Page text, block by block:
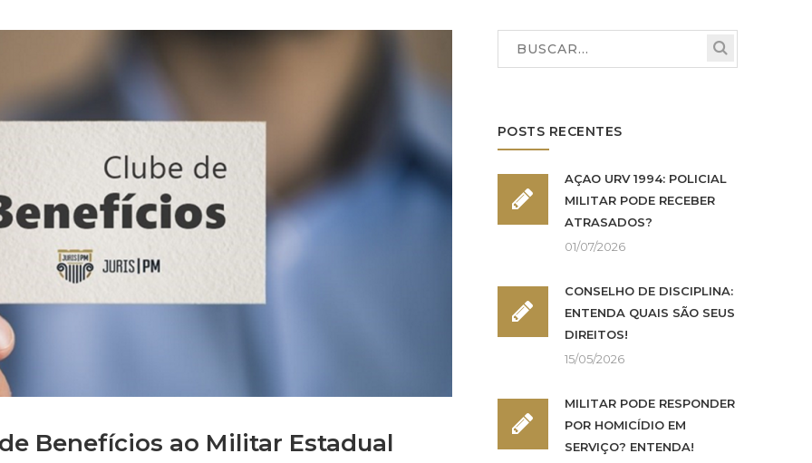
Benefícios ao Militar Estadual
POSTS RECENTES
AÇÃO URV 1994: POLICIAL
MILITAR PODE RECEBER
ATRASADOS?
01/07/2026
CONSELHO DE DISCIPLINA:
ENTENDA QUAIS SÃO SEUS
DIREITOS!
15/05/2026
MILITAR PODE RESPONDER
POR HOMICÍDIO EM
SERVIÇO? ENTENDA!